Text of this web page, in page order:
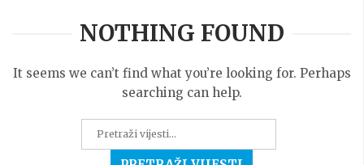
NOTHING FOUND
It seems we can’t find what you’re looking for. Perhaps
searching can help.